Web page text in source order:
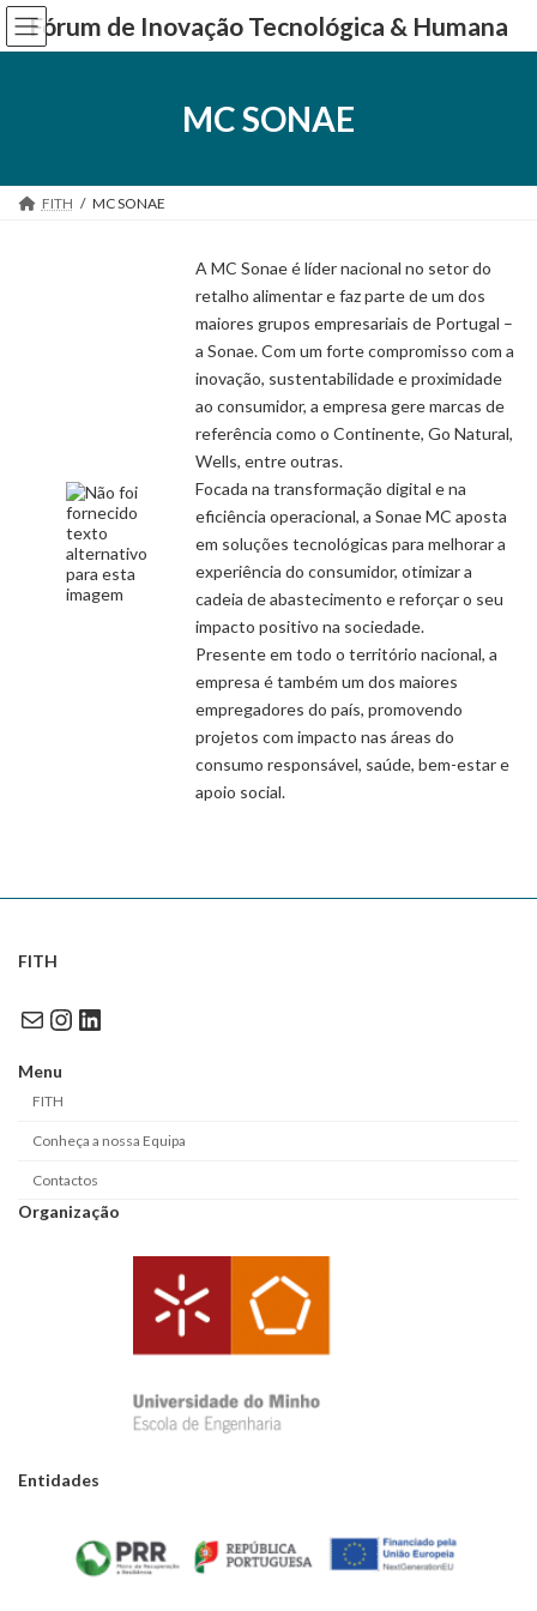
Skip
to
the
Skip
to
the
Fórum de Inovação Tecnológica & Humana
MC SONAE
FITH MC SONAE
A MC Sonae é líder nacional no setor do
retalho alimentar e faz parte de um dos
maiores grupos empresariais de Portugal –
a Sonae. Com um forte compromisso com a
inovação, sustentabilidade e proximidade
ao consumidor, a empresa gere marcas de
referência como o Continente, Go Natural,
Wells, entre outras.
Focada na transformação digital e na
eficiência operacional, a Sonae MC aposta
em soluções tecnológicas para melhorar a
experiência do consumidor, otimizar a
cadeia de abastecimento e reforçar o seu
impacto positivo na sociedade.
Presente em todo o território nacional, a
empresa é também um dos maiores
empregadores do país, promovendo
projetos com impacto nas áreas do
consumo responsável, saúde, bem-estar e
apoio social.
FITH
MailInstagram
LinkedIn
Menu
FITH
Conheça a nossa Equipa
Contactos
Organização
Entidades